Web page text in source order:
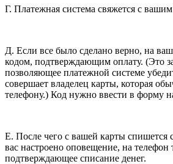
Г. Платежная система свяжется с
Д. Если все было сделано верно, на
кодом, подтверждающим оплату. (Это
позволяющее платежной системе
совершает владелец карты, которая
телефону.) Код нужно ввести в форму
Е. После чего с вашей карты спишется
вас настроено оповещение, на телефон
подтверждающее списание денег.